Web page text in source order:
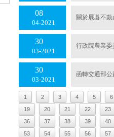
04 2021
08 關於展碁不
03 2021
30 行政院農業
03 2021
30 函轉交通部
1 2 3 4 5
6
19
20 21 22
23
36
37 38 39
40
53
54 55 56
57